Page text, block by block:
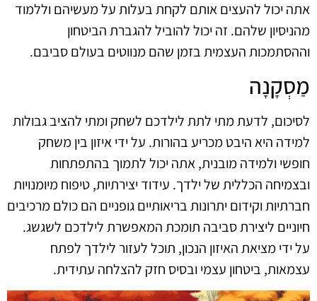
אתה יכול להעצים אותם לקחת בעלות על מעשיהם וללמוד
מהניסיון שלהם. זה יכול להוביל להגברת הביטחון
וההסתמכות העצמית בזמן שהם מנווטים בעולם סביבם.
מַסְקָנָה
לסיכום, לדעת מתי לתת לילדכם לשחק ומתי להציב גבולות
למידה היא היבט מכריע בהורות. על ידי איזון בין משחק
חופשי ולמידה מובנית, אתה יכול לתמוך בהתפתחות
ובצמיחה הכללית של ילדך. עידוד יצירתיות, טיפוח מיומנויות
חברתיות וקידום יתרונות בריאותיים גופניים הם כולם מרכיבים
חיוניים ליצירת סביבה תומכת המאפשרת לילדכם לשגשג.
על ידי מציאת האיזון הנכון, תוכל לעזור לילדך לפתח
עצמאות, ביטחון עצמי ובסיס חזק להצלחה עתידית.